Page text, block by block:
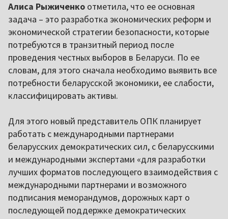
Алиса Рыжиченко отметила, что ее основная
задача – это разработка экономических реформ и
экономической стратегии безопасности, которые
потребуются в транзитный период после
проведения честных выборов в Беларуси. По ее
словам, для этого сначала необходимо выявить все
потребности беларусской экономики, ее слабости,
классифицировать активы.
Для этого новый представитель ОПК планирует
работать с международными партнерами
беларусских демократических сил, с беларусскими
и международными экспертами «для разработки
лучших форматов последующего взаимодействия с
международными партнерами и возможного
подписания меморандумов, дорожных карт о
последующей поддержке демократических